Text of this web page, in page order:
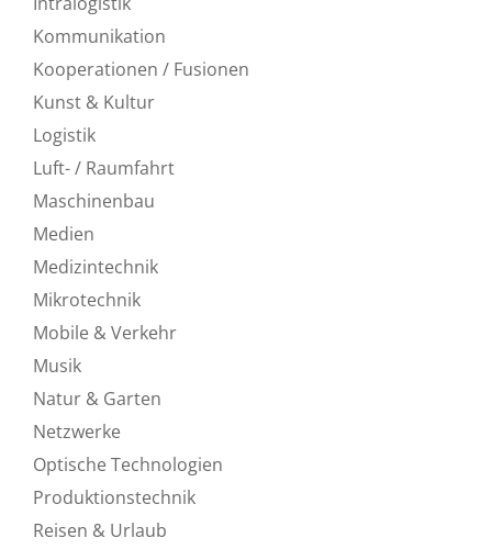
Kommunikation
Kooperationen / Fusionen
Kunst & Kultur
Logistik
Luft- / Raumfahrt
Maschinenbau
Medien
Medizintechnik
Mikrotechnik
Mobile & Verkehr
Musik
Natur & Garten
Netzwerke
Optische Technologien
Produktionstechnik
Reisen & Urlaub